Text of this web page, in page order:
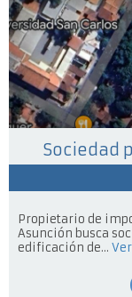
Sociedad
Propietario de
Asunción busca
edificación de...